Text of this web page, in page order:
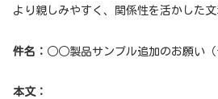
より親しみやすく、関係性を活かした文
件名： ○○製品サンプル追加のお願い（
本文：